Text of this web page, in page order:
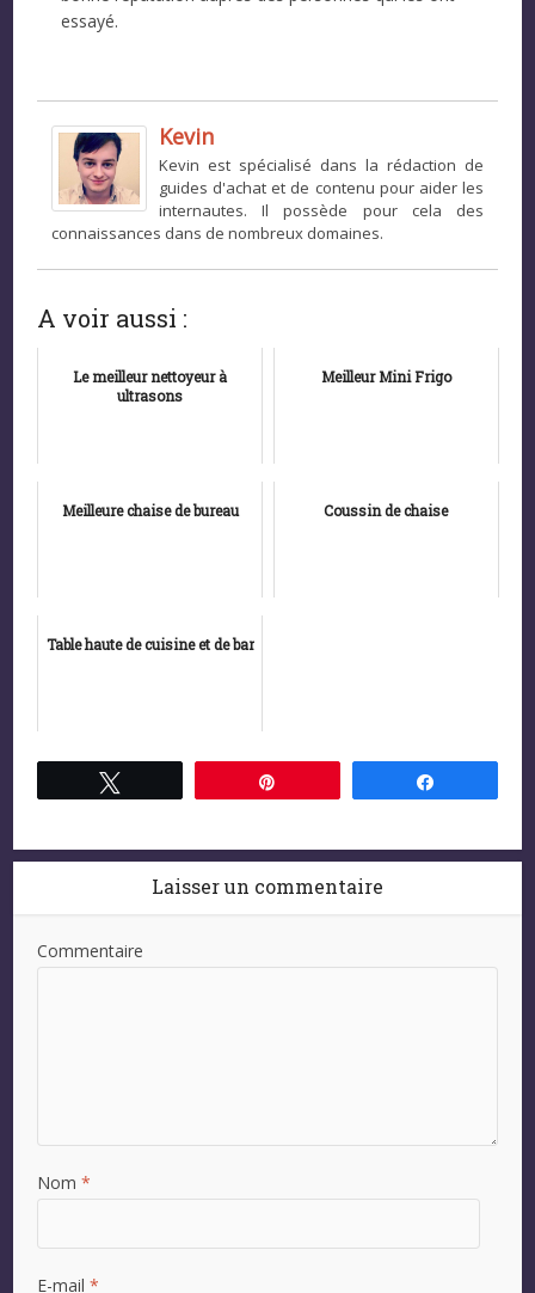
essayé.
Kevin
Kevin est spécialisé dans la rédaction de
guides d'achat et de contenu pour aider les
internautes. Il possède pour cela des
connaissances dans de nombreux domaines.
A voir aussi :
Le meilleur nettoyeur à
ultrasons
Meilleur Mini Frigo
Meilleure chaise de bureau Coussin de chaise
Table haute de cuisine et de bar
Laisser un commentaire
Commentaire
Nom*
E-mail*